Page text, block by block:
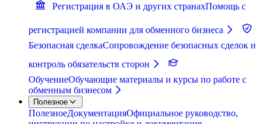
Регистрация в ОАЭ и других странахПомощь с
регистрацией компании для обменного бизнеса
Безопасная сделкаСопровождение безопасных сделок и
контроль обязательств сторон
ОбучениеОбучающие материалы и курсы по работе с
обменным бизнесом
Полезное
ПолезноеДокументацияОфициальное руководство,